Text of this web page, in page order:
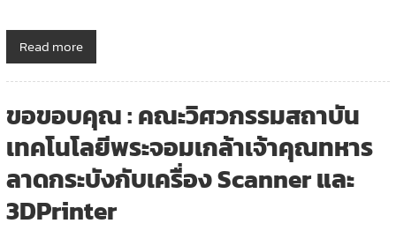
Read more
ขอขอบคุณ : คณะวิศวกรรมสถาบัน
เทคโนโลยีพระจอมเกล้าเจ้าคุณทหาร
ลาดกระบังกับเครื่อง Scanner และ
3DPrinter